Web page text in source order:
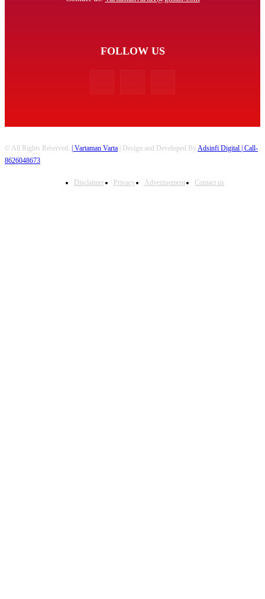
FOLLOW US
© All Rights Reserved. | Vartaman Varta | Design and Developed ByAdsinfi Digital | Call-
8626048673
Disclaimer Privacy Advertisement Contact us